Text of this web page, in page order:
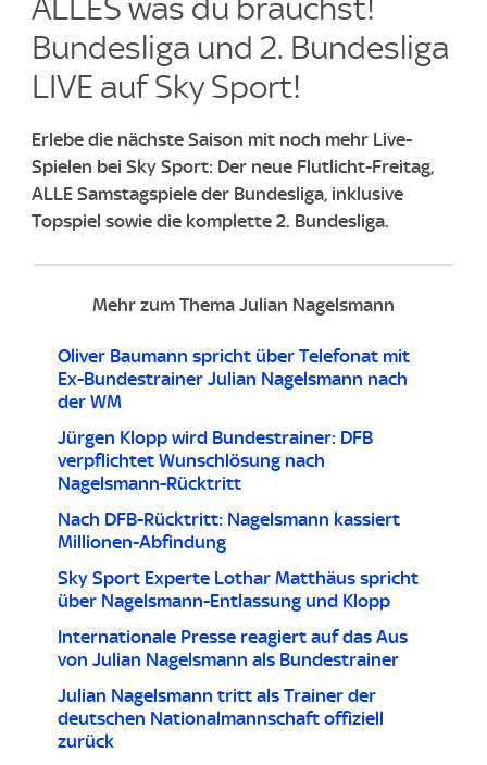
ALLES was du brauchst!
Bundesliga und 2. Bundesliga
LIVE auf Sky Sport!​
Erlebe die nächste Saison mit noch mehr Live-
Spielen bei Sky Sport: Der neue Flutlicht-Freitag,
ALLE Samstagspiele der Bundesliga, inklusive
Topspiel sowie die komplette 2. Bundesliga.
Mehr zum Thema Julian Nagelsmann
Oliver Baumann spricht über Telefonat mit
Ex-Bundestrainer Julian Nagelsmann nach
der WM
Jürgen Klopp wird Bundestrainer: DFB
verpflichtet Wunschlösung nach
Nagelsmann-Rücktritt
Nach DFB-Rücktritt: Nagelsmann kassiert
Millionen-Abfindung
Sky Sport Experte Lothar Matthäus spricht
über Nagelsmann-Entlassung und Klopp
Internationale Presse reagiert auf das Aus
von Julian Nagelsmann als Bundestrainer
Julian Nagelsmann tritt als Trainer der
deutschen Nationalmannschaft offiziell
zurück